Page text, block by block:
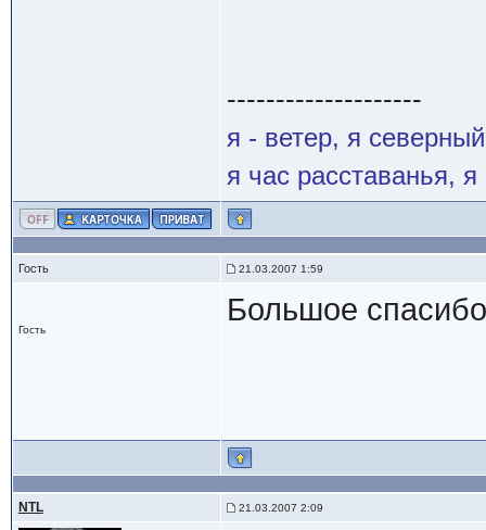
--------------------
я - ветер, я
я час расставанья,
Гость 21.03.2007 1:59
Гость
Большое
NTL 21.03.2007 2:09